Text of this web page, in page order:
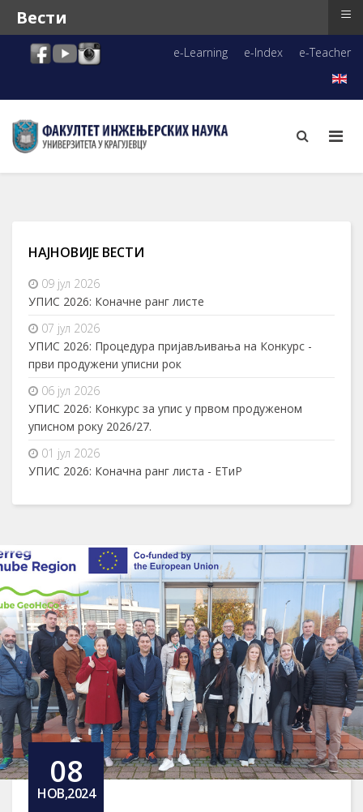
e-Learning e-Index e-Teacher
НАЈНОВИЈЕ ВЕСТИ
09 јул 2026
УПИС 2026: Коначне ранг листе
07 јул 2026
УПИС 2026: Процедура пријављивања на Конкурс -
први продужени уписни рок
06 јул 2026
УПИС 2026: Конкурс за упис у првом продуженом
уписном року 2026/27.
01 јул 2026
УПИС 2026: Коначна ранг листа - ЕТиР
08
НОВ,2024
Вести ≡